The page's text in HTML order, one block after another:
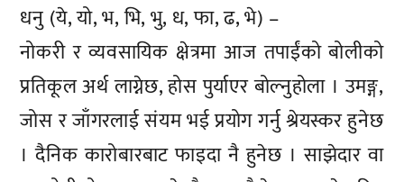
धनु (ये, यो, भ, भि, भु, ध, फा, ढ, भे) –
नोकरी र व्यवसायिक क्षेत्रमा आज तपाईंको बोलीको
प्रतिकूल अर्थ लाग्नेछ, होस पुर्याएर बोल्नुहोला । उमङ्ग,
जोस र जाँगरलाई संयम भई प्रयोग गर्नु श्रेयस्कर हुनेछ
। दैनिक कारोबारबाट फाइदा नै हुनेछ । साझेदार वा